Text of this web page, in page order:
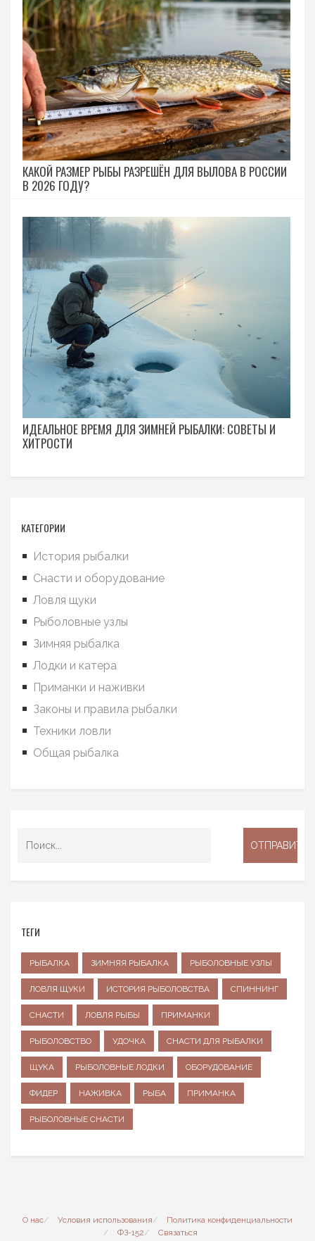
КАКОЙ РАЗМЕР РЫБЫ РАЗРЕШЁН ДЛЯ ВЫЛОВА В РОССИИ
В 2026 ГОДУ?
ИДЕАЛЬНОЕ ВРЕМЯ ДЛЯ ЗИМНЕЙ РЫБАЛКИ: СОВЕТЫ И
ХИТРОСТИ
КАТЕГОРИИ
История рыбалки
Снасти и оборудование
Ловля щуки
Рыболовные узлы
Зимняя рыбалка
Лодки и катера
Приманки и наживки
Законы и правила рыбалки
Техники ловли
Общая рыбалка
ТЕГИ
РЫБАЛКА ЗИМНЯЯ РЫБАЛКА РЫБОЛОВНЫЕ УЗЛЫ
ЛОВЛЯ ЩУКИ ИСТОРИЯ РЫБОЛОВСТВА СПИННИНГ
СНАСТИ ЛОВЛЯ РЫБЫ ПРИМАНКИ
РЫБОЛОВСТВО УДОЧКА СНАСТИ ДЛЯ РЫБАЛКИ
ЩУКА РЫБОЛОВНЫЕ ЛОДКИ ОБОРУДОВАНИЕ
ФИДЕР НАЖИВКА РЫБА ПРИМАНКА
РЫБОЛОВНЫЕ СНАСТИ
О нас Условия использования
Политика конфиденциальности
ФЗ-152
Связаться